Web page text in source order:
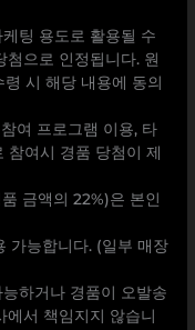
팅 용도로 활용될 수
으로 인정됩니다. 원
시 해당 내용에 동의
여 프로그램 이용, 타
참여시 경품 당첨이 제
금액의 22%)은 본인
가능합니다. (일부 매장
하거나 경품이 오발송
에서 책임지지 않습니